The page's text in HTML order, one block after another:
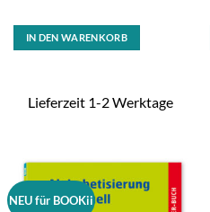
IN DEN WARENKORB
Lieferzeit 1-2 Werktage
NEU für BOOKii